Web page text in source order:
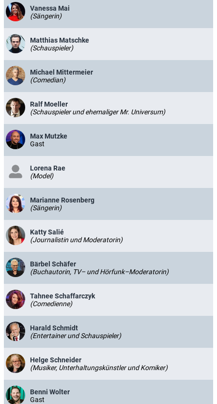
Vanessa Mai
(Sängerin)
Matthias Matschke
(Schauspieler)
Michael Mittermeier
(Comedian)
Ralf Moeller
(Schauspieler und ehemaliger Mr. Universum)
Max Mutzke
Gast
Lorena Rae
(Model)
Marianne Rosenberg
(Sängerin)
Katty Salié
(Journalistin und Moderatorin)
Bärbel Schäfer
(Buchautorin, TV– und Hörfunk–Moderatorin)
Tahnee Schaffarczyk
(Comedienne)
Harald Schmidt
(Entertainer und Schauspieler)
Helge Schneider
(Musiker, Unterhaltungskünstler und Komiker)
Benni Wolter
Gast